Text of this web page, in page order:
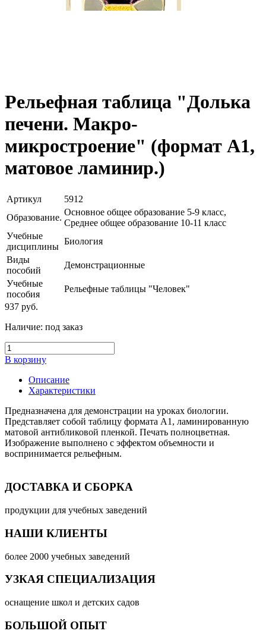
Рельефная таблица "Долька
печени. Макро-
микростроение" (формат А1,
матовое ламинир.)
Артикул
5912
Образование.
Основное общее образование 5-9 класс,
Среднее общее образование 10-11 класс
Учебные
дисциплины
Биология
Виды
пособий
Демонстрационные
Учебные
пособия
Рельефные таблицы "Человек"
937 руб.
Наличие: под заказ
В корзину
Описание
Характеристики
Предназначена для демонстрации на уроках биологии.
Представляет собой таблицу формата А1, ламинированную
матовой антибликовой пленкой. Печать полноцветная.
Изображение выполнено с эффектом объемности и
воспринимается рельефным.
ДОСТАВКА И СБОРКА
продукции для учебных заведений
НАШИ КЛИЕНТЫ
более 2000 учебных заведений
УЗКАЯ СПЕЦИАЛИЗАЦИЯ
оснащение школ и детских садов
БОЛЬШОЙ ОПЫТ